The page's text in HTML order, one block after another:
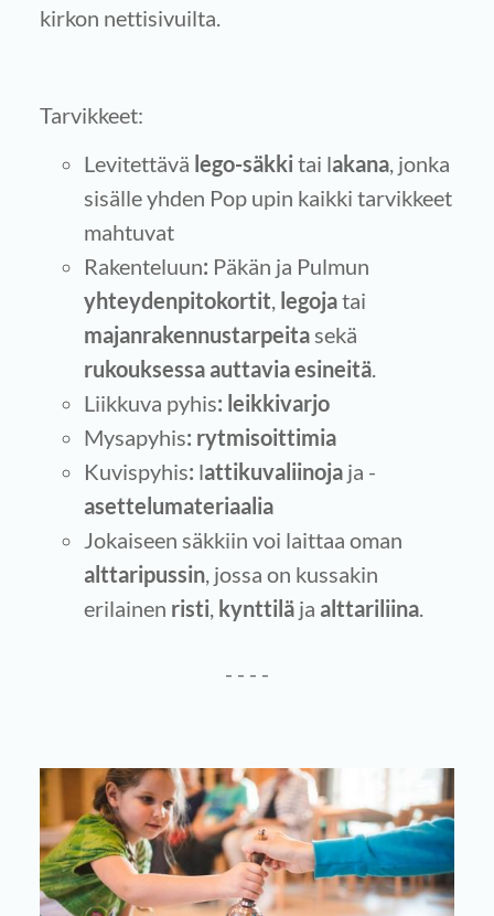
kirkon nettisivuilta.
Tarvikkeet:
Levitettävä lego-säkkitai lakana, jonka
sisälle yhden Pop upin kaikki tarvikkeet
mahtuvat
Rakenteluun: Päkän ja Pulmun
yhteydenpitokortit
legojatai
majanrakennustarpeitasekä
rukouksessa auttavia esineitä.
Liikkuva pyhis: leikkivarjo
Mysapyhis: rytmisoittimia
Kuvispyhis: lattikuvaliinojaja -
asettelumateriaalia
Jokaiseen säkkiin voi laittaa oman
alttaripussin, jossa on kussakin
erilainen risti, kynttiläja alttariliina.
- - - -